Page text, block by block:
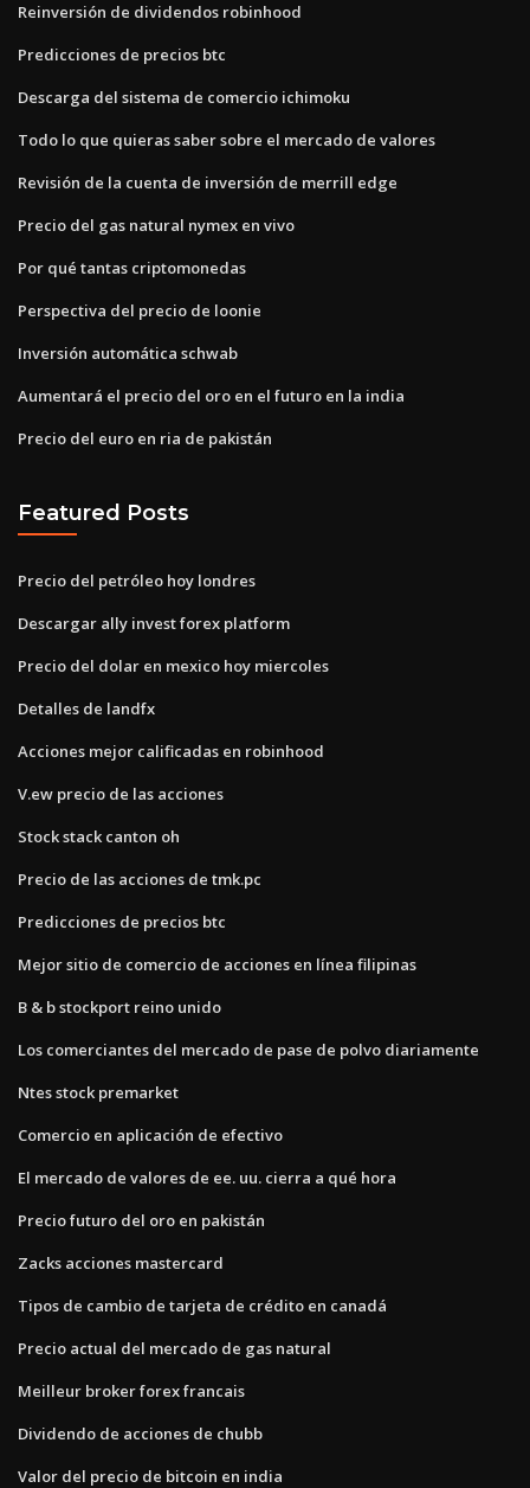
Reinversión de dividendos robinhood
Predicciones de precios btc
Descarga del sistema de comercio ichimoku
Todo lo que quieras saber sobre el mercado de valores
Revisión de la cuenta de inversión de merrill edge
Precio del gas natural nymex en vivo
Por qué tantas criptomonedas
Perspectiva del precio de loonie
Inversión automática schwab
Aumentará el precio del oro en el futuro en la india
Precio del euro en ria de pakistán
Featured Posts
Precio del petróleo hoy londres
Descargar ally invest forex platform
Precio del dolar en mexico hoy miercoles
Detalles de landfx
Acciones mejor calificadas en robinhood
V.ew precio de las acciones
Stock stack canton oh
Precio de las acciones de tmk.pc
Predicciones de precios btc
Mejor sitio de comercio de acciones en línea filipinas
B & b stockport reino unido
Los comerciantes del mercado de pase de polvo diariamente
Ntes stock premarket
Comercio en aplicación de efectivo
El mercado de valores de ee. uu. cierra a qué hora
Precio futuro del oro en pakistán
Zacks acciones mastercard
Tipos de cambio de tarjeta de crédito en canadá
Precio actual del mercado de gas natural
Meilleur broker forex francais
Dividendo de acciones de chubb
Valor del precio de bitcoin en india